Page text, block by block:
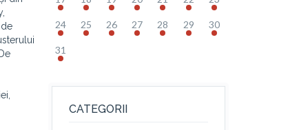
24 25 26 27 28 29 30
31
CATEGORII